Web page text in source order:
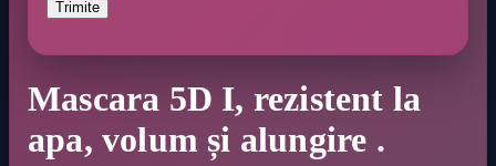
Mascara 5D I, rezistent la
apa, volum și alungire .